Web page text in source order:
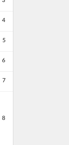
4
5
6
7
8